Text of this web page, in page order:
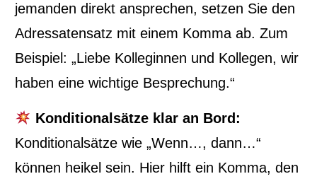
jemanden direkt ansprechen, setzen Sie den
Adressatensatz mit einem Komma ab. Zum
Beispiel: „Liebe Kolleginnen und Kollegen, wir
haben eine wichtige Besprechung.“
Konditionalsätze klar an Bord:
Konditionalsätze wie „Wenn…, dann…“
können heikel sein. Hier hilft ein Komma, den